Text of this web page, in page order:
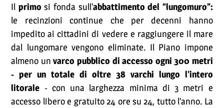
Il primosi fonda sull’abbattimento del “lungomuro”:
le recinzioni continue che per decenni hanno
impedito ai cittadini di vedere e raggiungere il mare
dal lungomare vengono eliminate. Il Piano impone
almeno un varco pubblico di accesso ogni 300 metri
- per un totale di oltre 38 varchi lungo l’intero
litorale - con una larghezza minima di 3 metri e
accesso libero e gratuito 24 ore su 24, tutto l’anno. La